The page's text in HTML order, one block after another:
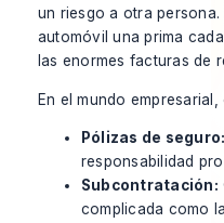
un riesgo a otra
automóvil una prima
las enormes facturas de
En el mundo
Pólizas de
responsabilidad
Subcontratación:
complicada como